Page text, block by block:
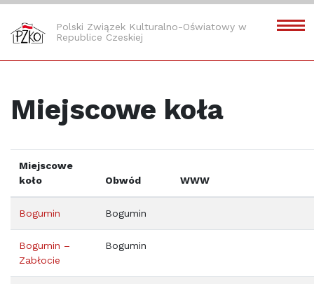
Polski Związek Kulturalno-Oświatowy w
Republice Czeskiej
Miejscowe koła
Miejscowe
koło
Obwód WWW
Bogumin Bogumin
Bogumin –
Zabłocie
Bogumin